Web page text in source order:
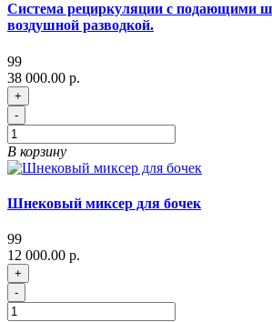
Система рециркуляции с подающими
воздушной разводкой.
99
38 000.00 р.
+
-
В корзину
Шнековый миксер для бочек
99
12 000.00 р.
+
-